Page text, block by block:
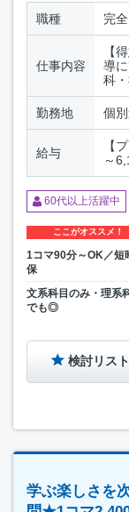
職種 完
仕事内容
【
導
科
勤務地 個
給与
【
～
60代以上活躍中
ここがオススメ！
1コマ90分～OK／短
保
文系科目のみ・理系
でも◎
検討リス
学ぶ楽しさを